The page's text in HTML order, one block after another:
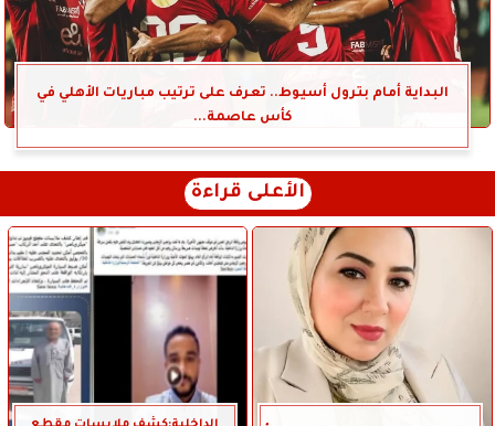
البداية أمام بترول أسيوط.. تعرف على ترتيب مباريات الأهلي في
كأس عاصمة...
الأعلى قراءة